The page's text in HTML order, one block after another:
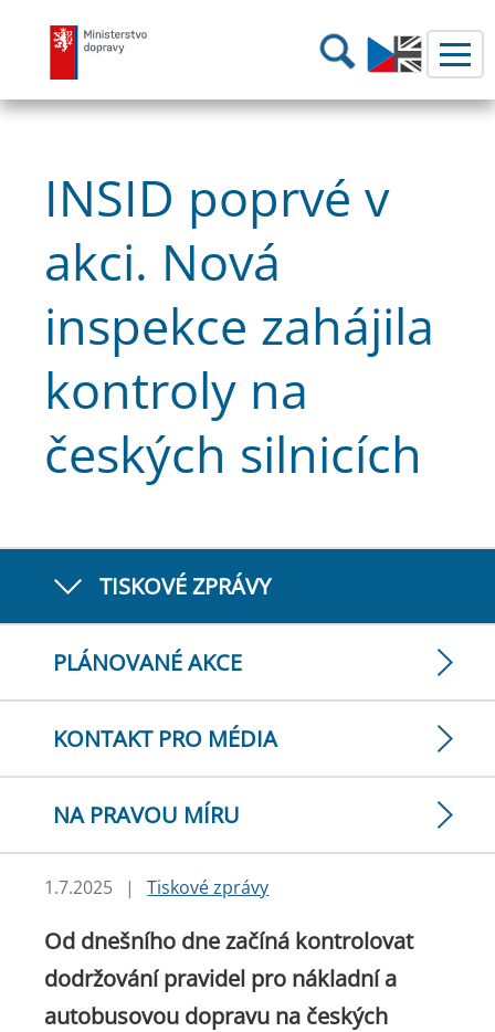
Ministerstvo dopravy Hledání
INSID poprvé v
akci. Nová
inspekce zahájila
kontroly na
českých silnicích
TISKOVÉ ZPRÁVY
PLÁNOVANÉ AKCE
KONTAKT PRO MÉDIA
NA PRAVOU MÍRU
1.7.2025 | Tiskové zprávy
Od dnešního dne začíná kontrolovat
dodržování pravidel pro nákladní a
autobusovou dopravu na českých